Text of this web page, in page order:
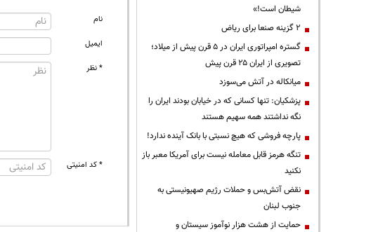
نام
ایمیل
* نظر
* کد امنیتی
شیطان است!»
۲ گزینه صنعا برای ریاض
گستره امپراتوری ایران در ۵ قرن پیش از میلاد؛
تصویری از ایران ۲۵ قرن پیش
میانکاله در آتش می‌سوزد
پزشکیان: تنها کسانی که در خیابان بودند ایران را
نگه نداشتند همه سهیم هستند
پارچه فروشی که هیچ نسبتی با بانک آینده ندارد!
تنگه هرمز قابل معامله نیست برای آمریکا معبر باز
نکنید
نقض آتش‌بس و حملات رژیم صهیونیستی به
جنوب لبنان
حمایت از هشت هزار نوآموز سیستان و